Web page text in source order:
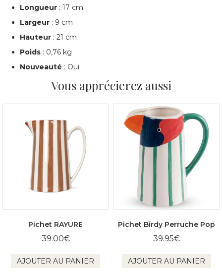
Longueur : 17 cm
Largeur : 9 cm
Hauteur : 21 cm
Poids : 0,76 kg
Nouveauté : Oui
Vous apprécierez aussi
Pichet RAYURE
39.00€
AJOUTER AU PANIER
Pichet Birdy Perruche Pop
39.95€
AJOUTER AU PANIER